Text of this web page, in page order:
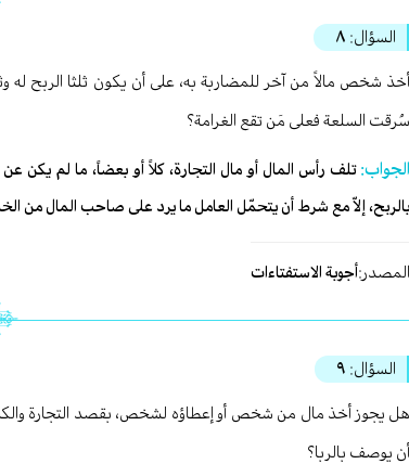
السؤال: ٨
أخذ شخص مالاً من آخر للمضاربة به، على أن يكون ثلثا الربح له
سُرقت السلعة فعلى مَن تقع الغرامة؟
الجواب:تلف رأس المال أو مال التجارة، كلاً أو بعضاً، ما لم يكن
بالربح، إلاّ مع شرط أن يتحمّل العامل ما يرد على صاحب المال من
المصدر:أجوبة الاستفتاءات
السؤال: ٩
هل يجوز أخذ مال من شخص أو إعطاؤه لشخص، بقصد التجارة
أن يوصف بالربا؟